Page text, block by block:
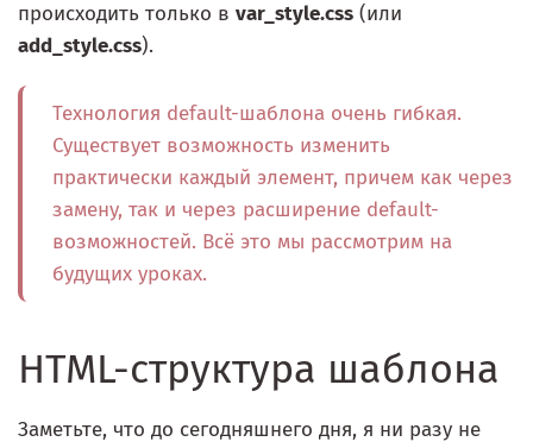
происходить только в var_style.css (или
add_style.css).
Технология default-шаблона очень гибкая.
Существует возможность изменить
практически каждый элемент, причем как через
замену, так и через расширение default-
возможностей. Всё это мы рассмотрим на
будущих уроках.
HTML-структура шаблона
Заметьте, что до сегодняшнего дня, я ни разу не